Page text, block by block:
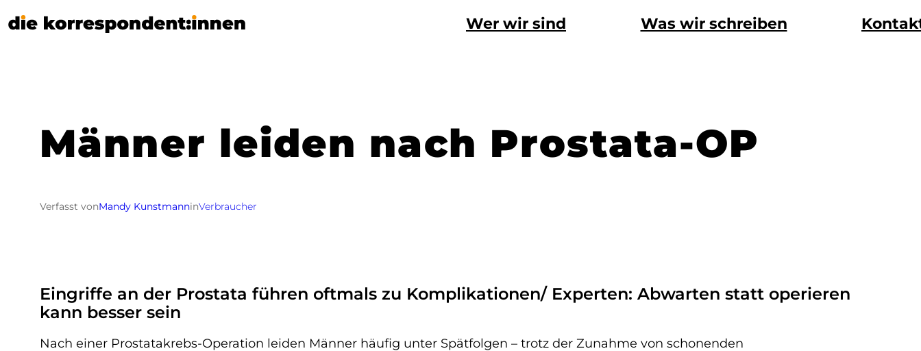
Wer wir sind Was wir schreiben
Männer leiden nach Prostata-OP
Verfasst vonMandy KunstmanninVerbraucher
Eingriffe an der Prostata führen oftmals zu Komplikationen/ Experten: Abwarten statt operieren
kann besser sein
Nach einer Prostatakrebs-Operation leiden Männer häufig unter Spätfolgen – trotz der Zunahme von schonenden